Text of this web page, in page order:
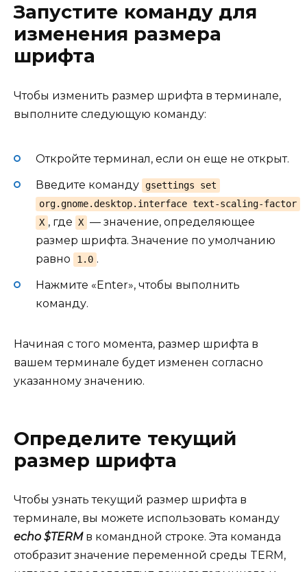
Запустите команду для
изменения размера
шрифта
Чтобы изменить размер шрифта в терминале,
выполните следующую команду:
Откройте терминал, если он еще не открыт.
Введите команду gsettings set
org.gnome.desktop.interface text-scaling-factor
X , где X — значение, определяющее
размер шрифта. Значение по умолчанию
равно
1.0 .
Нажмите «Enter», чтобы выполнить
команду.
Начиная с того момента, размер шрифта в
вашем терминале будет изменен согласно
указанному значению.
Определите текущий
размер шрифта
Чтобы узнать текущий размер шрифта в
терминале, вы можете использовать команду
echo $TERMв командной строке. Эта команда
отобразит значение переменной среды TERM,